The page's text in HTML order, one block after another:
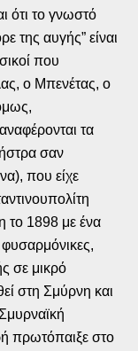
ότι το γνωστό
της αυγής” είναι
που
ο Μπενέτας, ο
τα
σαν
που είχε
το 1898 με ένα
σε μικρό
στη Σμύρνη και
πρωτόπαιξε στο